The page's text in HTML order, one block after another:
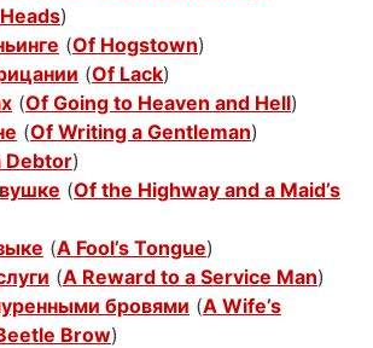
)
(Of Hogstown)
(Of Lack)
(Of Going to Heaven and Hell)
(Of Writing a Gentleman)
Debtor)
(Of the Highway and a Maid’s
(A Fool’s Tongue)
(A Reward to a Service Man)
бровями (A Wife’s
Brow)